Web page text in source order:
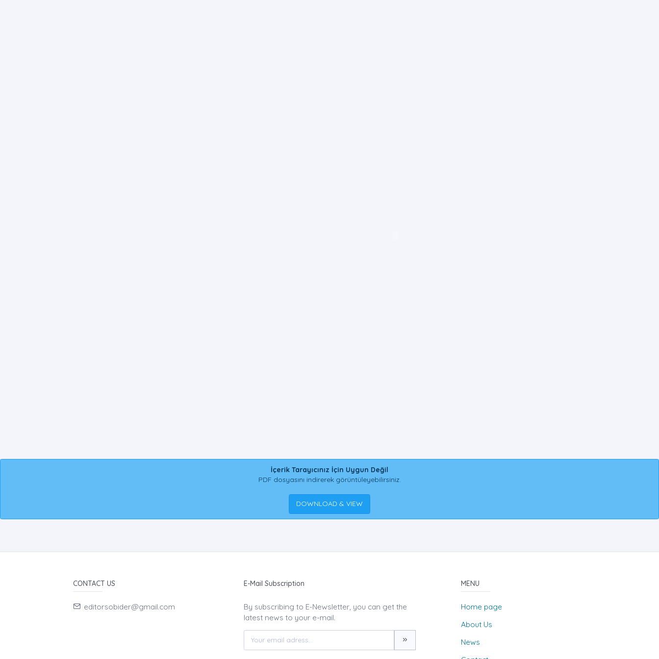
İçerik Tarayıcınız İçin Uygun Değil
PDF dosyasını indirerek görüntüleyebilirsiniz.
DOWNLOAD & VIEW
CONTACT US
editorsobider@gmail.com
E-Mail Subscription
By subscribing to E-Newsletter, you can get the
latest news to your e-mail.
MENU
Home page
About Us
News